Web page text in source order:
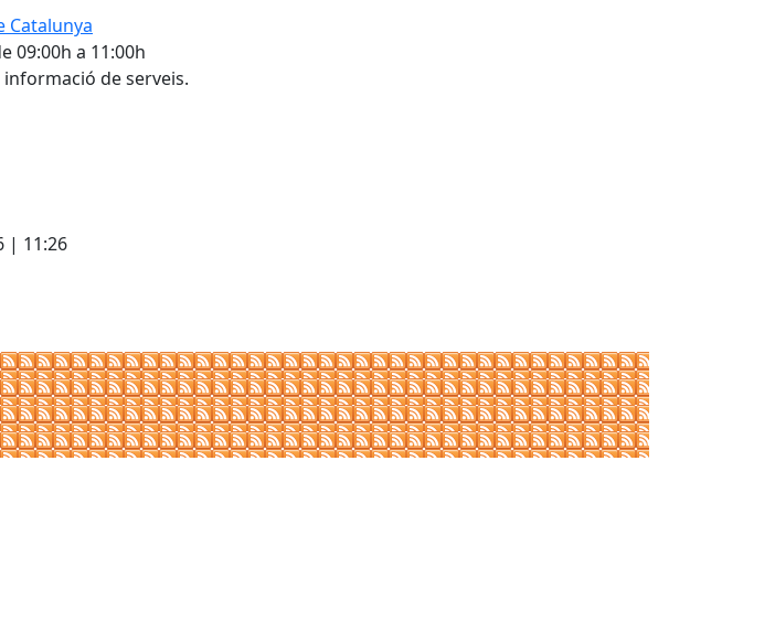
09:00h a 11:00h
de serveis.
| 11:26